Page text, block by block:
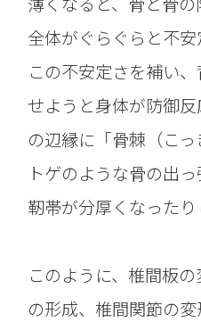
全体がぐらぐらと不安
この不安定さを補い
せようと身体が防御
の辺縁に「骨棘（こ
トゲのような骨の出
靭帯が分厚くなったり
このように、椎間板
の形成、椎間関節の